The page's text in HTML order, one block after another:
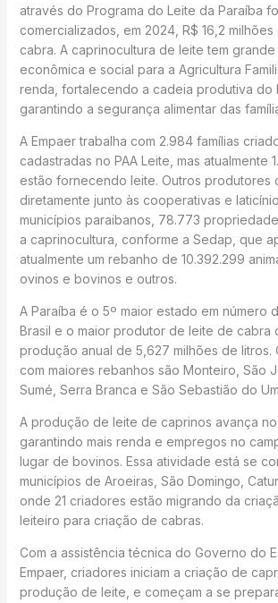
através do Programa do Leite da Paraíba
comercializados, em 2024, R$ 16,2
cabra. A caprinocultura de leite tem grande
econômica e social para a Agricultura
renda, fortalecendo a cadeia produtiva do
garantindo a segurança alimentar das
A Empaer trabalha com 2.984 famílias
cadastradas no PAA Leite, mas atualmente
estão fornecendo leite. Outros produtores
diretamente junto às cooperativas e
municípios paraibanos, 78.773
a caprinocultura, conforme a Sedap, que
atualmente um rebanho de 10.392.299
ovinos e bovinos e outros.
A Paraíba é o 5º maior estado em número
Brasil e o maior produtor de leite de cabra
produção anual de 5,627 milhões de litros.
com maiores rebanhos são Monteiro, São
Sumé, Serra Branca e São Sebastião do
A produção de leite de caprinos avança no
garantindo mais renda e empregos no
lugar de bovinos. Essa atividade está se
municípios de Aroeiras, São Domingo,
onde 21 criadores estão migrando da
leiteiro para criação de cabras.
Com a assistência técnica do Governo do
Empaer, criadores iniciam a criação de
produção de leite, e começam a se